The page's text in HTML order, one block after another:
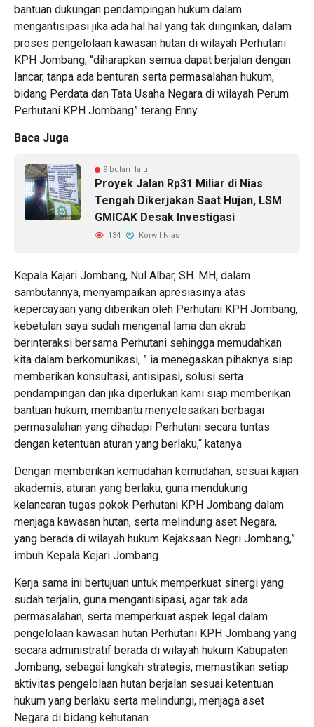
bantuan dukungan pendampingan hukum dalam
mengantisipasi jika ada hal hal yang tak diinginkan, dalam
proses pengelolaan kawasan hutan di wilayah Perhutani
KPH Jombang, “diharapkan semua dapat berjalan dengan
lancar, tanpa ada benturan serta permasalahan hukum,
bidang Perdata dan Tata Usaha Negara di wilayah Perum
Perhutani KPH Jombang” terang Enny
Baca Juga
9 bulan lalu
Proyek Jalan Rp31 Miliar di Nias
Tengah Dikerjakan Saat Hujan, LSM
GMICAK Desak Investigasi
134 Korwil Nias
Kepala Kajari Jombang, Nul Albar, SH. MH, dalam
sambutannya, menyampaikan apresiasinya atas
kepercayaan yang diberikan oleh Perhutani KPH Jombang,
kebetulan saya sudah mengenal lama dan akrab
berinteraksi bersama Perhutani sehingga memudahkan
kita dalam berkomunikasi, ” ia menegaskan pihaknya siap
memberikan konsultasi, antisipasi, solusi serta
pendampingan dan jika diperlukan kami siap memberikan
bantuan hukum, membantu menyelesaikan berbagai
permasalahan yang dihadapi Perhutani secara tuntas
dengan ketentuan aturan yang berlaku,“ katanya
Dengan memberikan kemudahan kemudahan, sesuai kajian
akademis, aturan yang berlaku, guna mendukung
kelancaran tugas pokok Perhutani KPH Jombang dalam
menjaga kawasan hutan, serta melindung aset Negara,
yang berada di wilayah hukum Kejaksaan Negri Jombang,”
imbuh Kepala Kejari Jombang
Kerja sama ini bertujuan untuk memperkuat sinergi yang
sudah terjalin, guna mengantisipasi, agar tak ada
permasalahan, serta memperkuat aspek legal dalam
pengelolaan kawasan hutan Perhutani KPH Jombang yang
secara administratif berada di wilayah hukum Kabupaten
Jombang, sebagai langkah strategis, memastikan setiap
aktivitas pengelolaan hutan berjalan sesuai ketentuan
hukum yang berlaku serta melindungi, menjaga aset
Negara di bidang kehutanan.